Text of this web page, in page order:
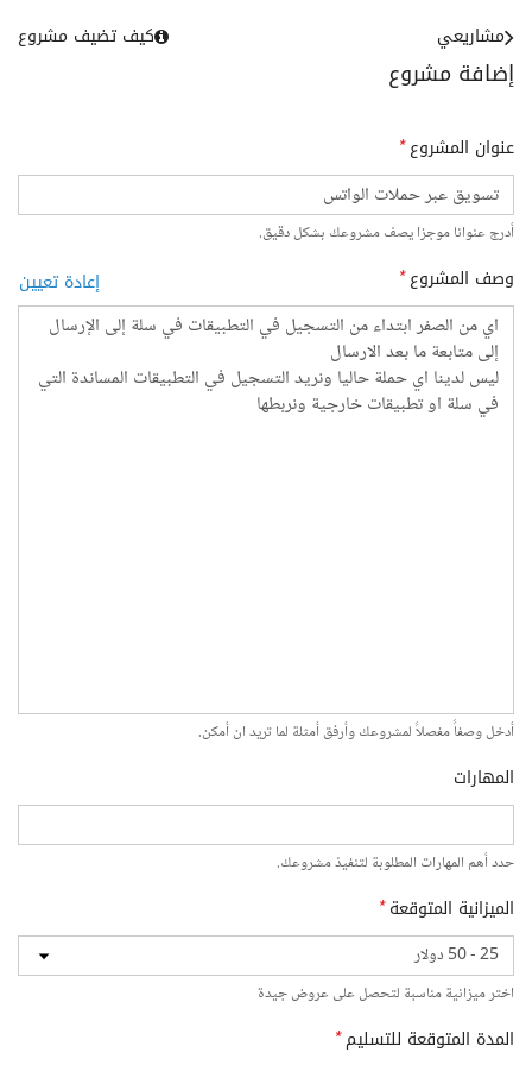
إضافة مشروع
مشاريعي كيف تضيف مشروع
عنوان المشروع*
أدرج عنوانا موجزا يصف مشروعك بشكل دقيق.
وصف المشروع* إعادة تعيين
أدخل وصفاً مفصلاً لمشروعك وأرفق أمثلة لما تريد ان أمكن.
المهارات
حدد أهم المهارات المطلوبة لتنفيذ مشروعك.
الميزانية المتوقعة*
اختر ميزانية مناسبة لتحصل على عروض جيدة
المدة المتوقعة للتسليم*